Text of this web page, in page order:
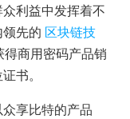
利益中发挥着不
先的 区块链技
商用密码产品销
书。
享比特的产品